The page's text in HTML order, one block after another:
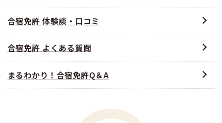
合宿免許 体験談・口コミ
合宿免許 よくある質問
まるわかり！合宿免許Q＆A